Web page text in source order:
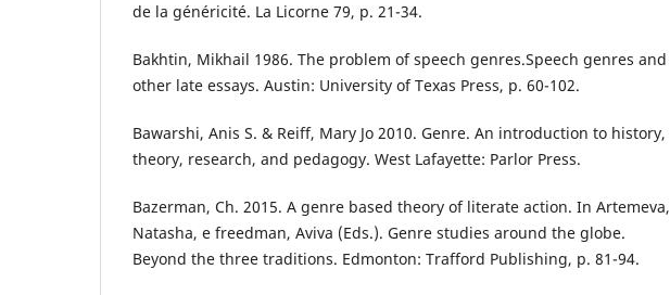
de la généricité. La Licorne 79, p. 21-34.
Bakhtin, Mikhail 1986. The problem of speech genres.Speech genres and
other late essays. Austin: University of Texas Press, p. 60-102.
Bawarshi, Anis S. & Reiff, Mary Jo 2010. Genre. An introduction to history,
theory, research, and pedagogy. West Lafayette: Parlor Press.
Bazerman, Ch. 2015. A genre based theory of literate action. In Artemeva,
Natasha, e freedman, Aviva (Eds.). Genre studies around the globe.
Beyond the three traditions. Edmonton: Trafford Publishing, p. 81-94.